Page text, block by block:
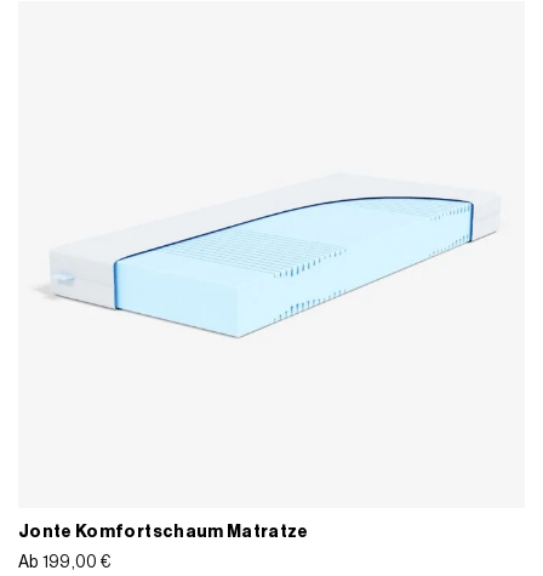
Jonte Komfortschaum Matratze
Ab 199,00€